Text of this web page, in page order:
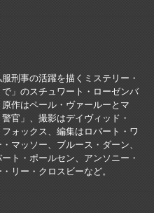
刑事の活躍を描くミステリー・
」のスチュワート・ローゼンバ
作はペール・ヴァールーとマ
官」、撮影はデイヴィッド・
ォックス、編集はロバート・ワ
マッソー、ブルース・ダーン、
ト・ポールセン、アンソニー・
リー・クロスビーなど。